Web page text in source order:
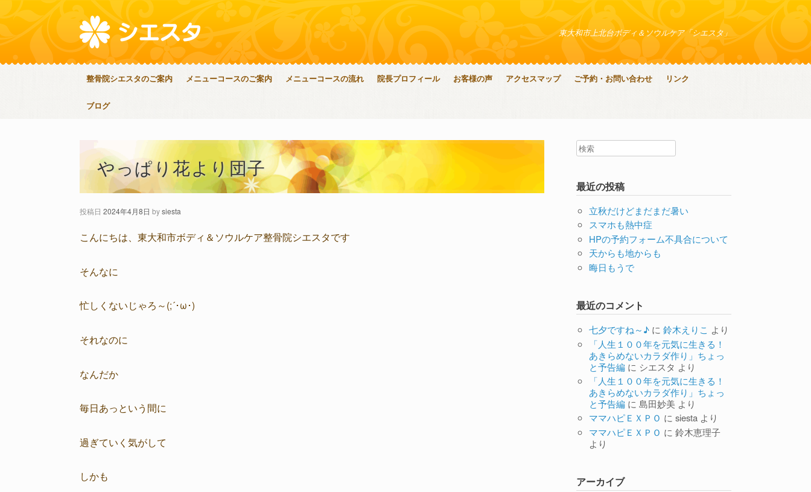
東大和市上北台ボディ＆ソウルケア「シエスタ」
整骨院シエスタのご案内 メニューコースのご案内 メニューコースの流れ 院長プロフィール お客様の声 アクセスマップ ご予約・お問い合わせ リンク
ブログ
やっぱり花より団子
投稿日 2024年4月8日 bysiesta
こんにちは、東大和市ボディ＆ソウルケア整骨院シエスタです
そんなに
忙しくないじゃろ～(;´･ω･)
それなのに
なんだか
毎日あっという間に
過ぎていく気がして
しかも
最近の投稿
立秋だけどまだまだ暑い
スマホも熱中症
HPの予約フォーム不具合について
天からも地からも
晦日もうで
最近のコメント
七夕ですね～♪ に鈴木えりこ より
「人生１００年を元気に生きる！
あきらめないカラダ作り」ちょっ
と予告編 に シエスタ より
「人生１００年を元気に生きる！
あきらめないカラダ作り」ちょっ
と予告編 に島田妙美 より
ママハピＥＸＰＯ にsiesta より
ママハピＥＸＰＯ に鈴木恵理子
より
アーカイブ